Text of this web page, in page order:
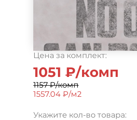
Цена за комплект:
1051 ₽/комп
1157 ₽/комп
1557.04 ₽/м2
Укажите кол-во товара: